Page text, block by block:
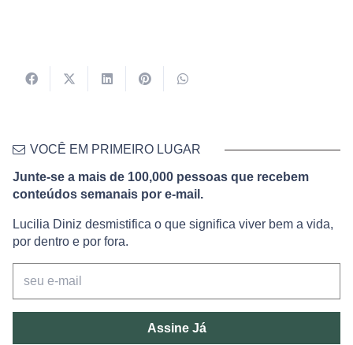
VOCÊ EM PRIMEIRO LUGAR
Junte-se a mais de 100,000 pessoas que recebem
conteúdos semanais por e-mail.
Lucilia Diniz desmistifica o que significa viver bem a vida,
por dentro e por fora.
Assine Já